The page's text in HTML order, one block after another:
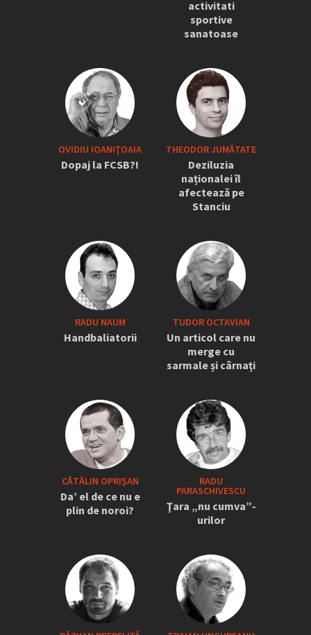
activitati
sportive
sanatoase
OVIDIU IOANIŢOAIA
Dopaj la FCSB?!
THEODOR JUMĂTATE
Deziluzia
naționalei îl
afectează pe
Stanciu
RADU NAUM
Handbaliatorii
TUDOR OCTAVIAN
Un articol care nu
merge cu
sarmale și cârnați
CĂTĂLIN OPRIŞAN
Da’ el de ce nu e
plin de noroi?
RADU
PARASCHIVESCU
Ţara „nu cumva”-
urilor